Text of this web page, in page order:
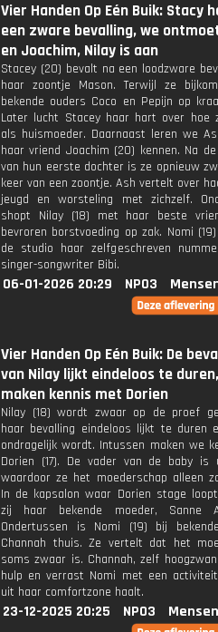
Vier Handen Op Eén Buik: Stacy
een zware bevalling, we
en Joachim, Nilay is aan
Stacey (20) bevalt na een loodzware
haar zoontje Mason. Terwijl ze
bekende ouders Coco en Pepijn op
Later lucht Stacey haar hart over hoe
als huismoeder. Daarnaast leren we
haar vriend Joachim (20) kennen. Na
van hun eerste dochter is ze opnieuw
keer van een zoontje. Ash vertelt over
jeugd en worsteling met zichzelf.
shopt Nilay (18) met haar beste
bevroren borstvoeding op zak. Nomi
de studio haar zelfgeschreven
singer-songwriter Bibi.
06-01-2026 20:29 NPO3
Vier Handen Op Eén Buik: De
van Nilay lijkt eindeloos te
maken kennis met Dorien
Nilay (18) wordt zwaar op de proef
haar bevalling eindeloos lijkt te duren
ondragelijk wordt. Intussen maken we
Dorien (17). De vader van de baby is
waardoor ze het moederschap alleen
In de kapsalon waar Dorien stage
zij haar bekende moeder, Sanne
Ondertussen is Nomi (19) bij
Channah thuis. Ze vertelt dat het
soms zwaar is. Channah, zelf
hulp en verrast Nomi met een
uit haar comfortzone haalt.
23-12-2025 20:25 NPO3